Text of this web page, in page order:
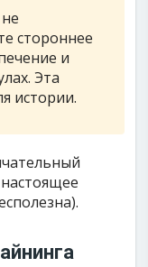
стороннее
и
Эта
истории.